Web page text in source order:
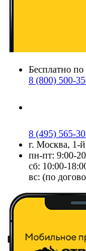
Бесплатно по
8 (800) 500-
8 (495) 565-
г. Москва, 1-
пн-пт: 9:00-
сб: 10:00-
вс: (по